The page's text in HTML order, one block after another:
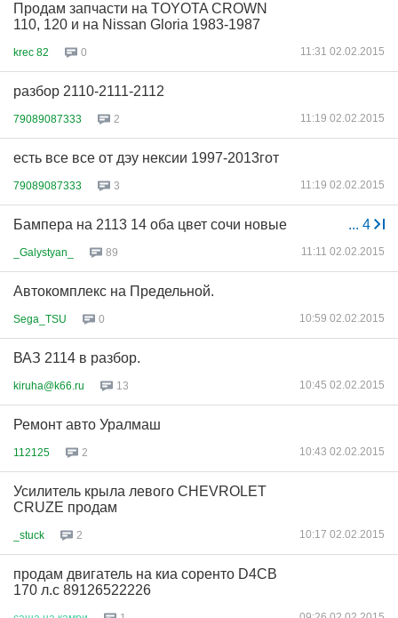
Продам запчасти на TOYOTA CROWN
110, 120 и на Nissan Gloria 1983-1987
krec 82 0 11:31 02.02.2015
разбор 2110-2111-2112
79089087333 2 11:19 02.02.2015
есть все все от дэу нексии 1997-2013гот
79089087333 3 11:19 02.02.2015
... 4
Бампера на 2113 14 оба цвет сочи новые
_Galystyan_ 89 11:11 02.02.2015
Автокомплекс на Предельной.
Sega_TSU 0 10:59 02.02.2015
ВАЗ 2114 в разбор.
kiruha@k66.ru 13 10:45 02.02.2015
Ремонт авто Уралмаш
112125 2 10:43 02.02.2015
Усилитель крыла левого CHEVROLET
CRUZE продам
_stuck 2 10:17 02.02.2015
продам двигатель на киа соренто D4CB
170 л.с 89126522226